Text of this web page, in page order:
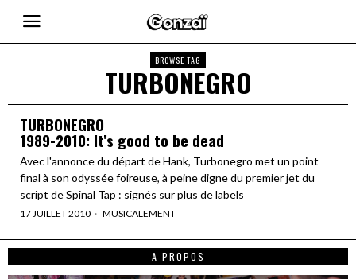
BROWSE TAG
TURBONEGRO
TURBONEGRO
1989-2010: It’s good to be dead
Avec l'annonce du départ de Hank, Turbonegro met un point
final à son odyssée foireuse, à peine digne du premier jet du
script de Spinal Tap : signés sur plus de labels
17 JUILLET 2010 MUSICALEMENT
A PROPOS